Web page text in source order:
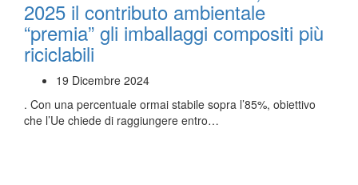
2025 il contributo ambientale
“premia” gli imballaggi compositi più
riciclabili
19 Dicembre 2024
. Con una percentuale ormai stabile sopra l’85%, obiettivo
che l’Ue chiede di raggiungere entro…